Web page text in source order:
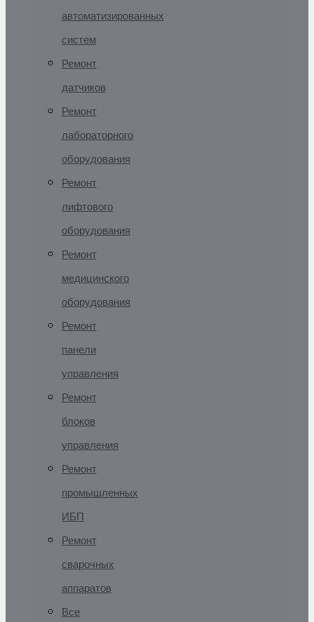
автоматизированных
систем
Ремонт
датчиков
Ремонт
лабораторного
оборудования
Ремонт
лифтового
оборудования
Ремонт
медицинского
оборудования
Ремонт
панели
управления
Ремонт
блоков
управления
Ремонт
промышленных
ИБП
Ремонт
сварочных
аппаратов
Все